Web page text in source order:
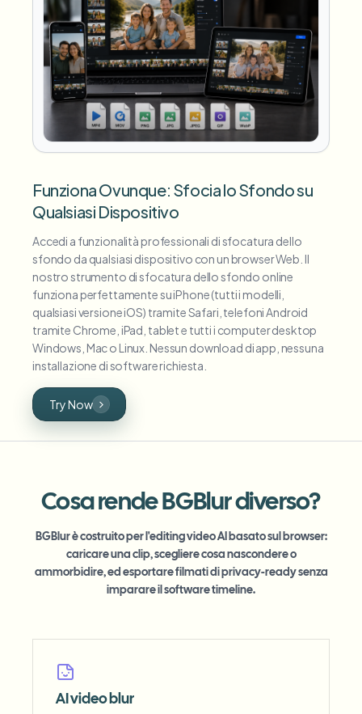
Funziona Ovunque: Sfocia lo Sfondo su
Qualsiasi Dispositivo
Accedi a funzionalità professionali di sfocatura dello
sfondo da qualsiasi dispositivo con un browser Web. Il
nostro strumento di sfocatura dello sfondo online
funziona perfettamente su iPhone (tutti i modelli,
qualsiasi versione iOS) tramite Safari, telefoni Android
tramite Chrome, iPad, tablet e tutti i computer desktop
Windows, Mac o Linux. Nessun download di app, nessuna
installazione di software richiesta.
Try Now
Cosa rende BGBlur diverso?
BGBlur è costruito per l'editing video AI basato sul browser:
caricare una clip, scegliere cosa nascondere o
ammorbidire, ed esportare filmati di privacy-ready senza
imparare il software timeline.
AI video blur